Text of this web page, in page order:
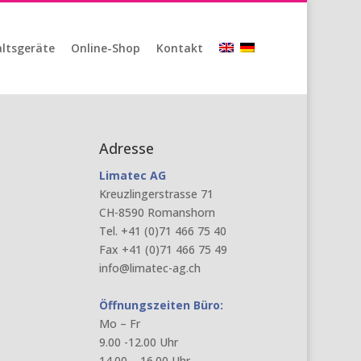
Online-Shop Kontakt
Adresse
Limatec AG
Kreuzlingerstrasse 71
CH-8590 Romanshorn
Tel. +41 (0)71 466 75 40
Fax +41 (0)71 466 75 49
info@limatec-ag.ch
Öffnungszeiten Büro:
Mo – Fr
9.00 -12.00 Uhr